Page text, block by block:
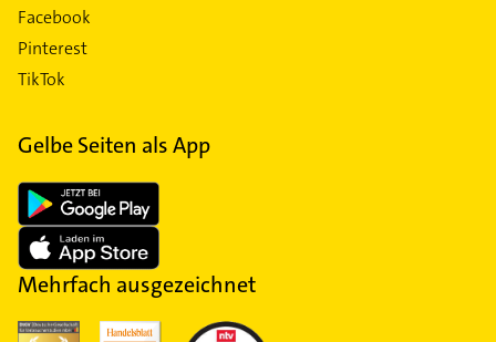
Facebook
Pinterest
TikTok
Gelbe Seiten als App
Mehrfach ausgezeichnet